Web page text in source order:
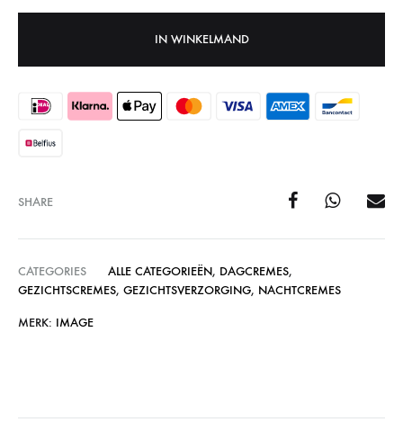
IN WINKELMAND
SHARE
CATEGORIES ALLE CATEGORIEËN, DAGCREMES,
GEZICHTSCREMES, GEZICHTSVERZORGING, NACHTCREMES
MERK: IMAGE